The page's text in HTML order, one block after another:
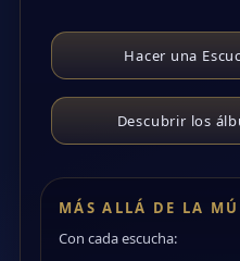
Hacer una
Descubrir los
MÁS ALLÁ DE LA
Con cada escucha: